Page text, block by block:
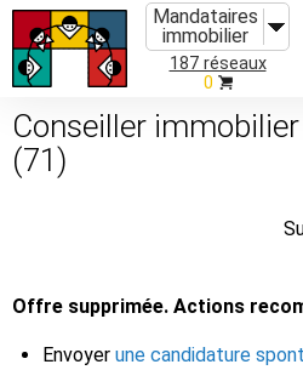
Mandataires
immobilier
187 réseaux
0
Conseiller
(71)
Offre supprimée. Actions
Envoyer une candidature